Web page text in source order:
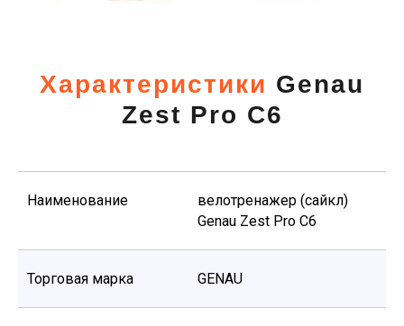
Характеристики Genau
Zest Pro C6
Наименование
велотренажер (сайкл)
Genau Zest Pro C6
Торговая марка GENAU